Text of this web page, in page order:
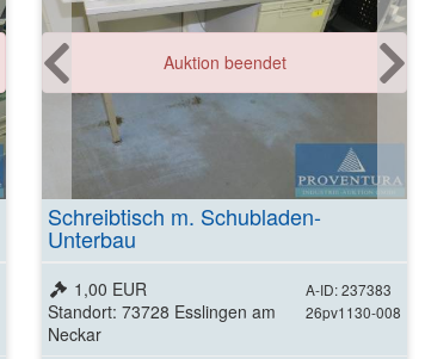
Weitere Details
ansehen
Auktion beendet
Schreibtisch m. Schubladen-
Unterbau
A-ID: 237383
26pv1130-008
1,00 EUR
Standort: 73728 Esslingen am
Neckar